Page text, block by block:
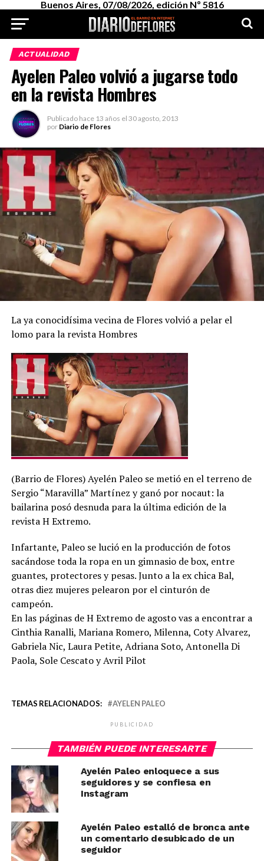
Buenos Aires, 07/08/2026, edición Nº 5816
ACTUALIDAD
Ayelen Paleo volvió a jugarse todo
en la revista Hombres
Publicado hace 13 años el 30 agosto, 2013
por Diario de Flores
La ya conocidísima vecina de Flores volvió a pelar el
lomo para la revista Hombres
(Barrio de Flores) Ayelén Paleo se metió en el terreno de
Sergio “Maravilla” Martínez y ganó por nocaut: la
bailarina posó desnuda para la última edición de la
revista H Extremo.
Infartante, Paleo se lució en la producción de fotos
sacándose toda la ropa en un gimnasio de box, entre
guantes, protectores y pesas. Junto a la ex chica Bal,
otras diez mujeres pelearon por el cinturón de
campeón.
En las páginas de H Extremo de agosto vas a encontrar a
Cinthia Ranalli, Mariana Romero, Milenna, Coty Alvarez,
Gabriela Nic, Laura Petite, Adriana Soto, Antonella Di
Paola, Sole Cescato y Avril Pilot
TEMAS RELACIONADOS: AYELEN PALEO
PUBLICIDAD
TAMBIÉN PUEDE INTERESARTE
Ayelén Paleo enloquece a sus
seguidores y se confiesa en
Instagram
Ayelén Paleo estalló de bronca ante
un comentario desubicado de un
seguidor